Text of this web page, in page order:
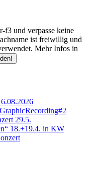
f3 und verpasse keine
ist freiwillig und
Mehr Infos in
29.5.
18.+19.4. in KW